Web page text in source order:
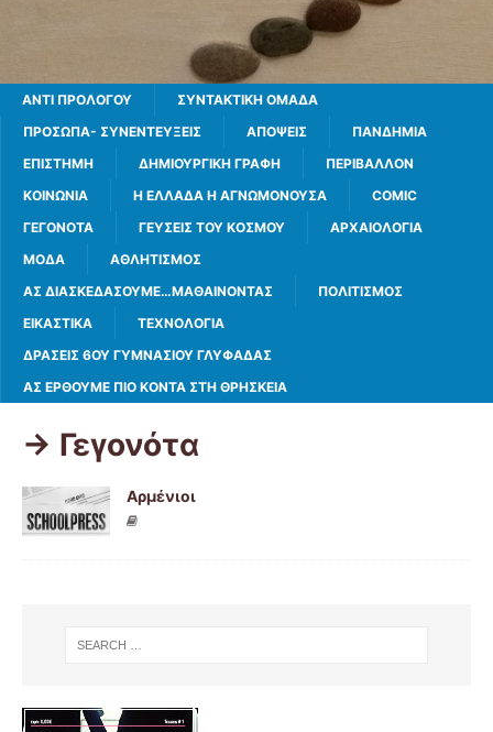
ΑΝΤΊ ΠΡΟΛΌΓΟΥ
ΣΥΝΤΑΚΤΙΚΗ ΟΜΑΔΑ
ΠΡΌΣΩΠΑ- ΣΥΝΕΝΤΕΎΞΕΙΣ
ΑΠΌΨΕΙΣ
ΠΑΝΔΗΜΊΑ
ΕΠΙΣΤΉΜΗ
ΔΗΜΙΟΥΡΓΙΚΉ ΓΡΑΦΉ
ΠΕΡΙΒΆΛΛΟΝ
ΚΟΙΝΩΝΊΑ
Η ΕΛΛΆΔΑ Η ΑΓΝΩΜΟΝΟΎΣΑ
COMIC
ΓΕΓΟΝΌΤΑ
ΓΕΎΣΕΙΣ ΤΟΥ ΚΌΣΜΟΥ
ΑΡΧΑΙΟΛΟΓΊΑ
ΜΌΔΑ
ΑΘΛΗΤΙΣΜΌΣ
ΑΣ ΔΙΑΣΚΕΔΆΣΟΥΜΕ…ΜΑΘΑΊΝΟΝΤΑΣ
ΠΟΛΙΤΙΣΜΌΣ
ΕΙΚΑΣΤΙΚΆ
ΤΕΧΝΟΛΟΓΊΑ
ΔΡΆΣΕΙΣ 6ΟΥ ΓΥΜΝΑΣΊΟΥ ΓΛΥΦΆΔΑΣ
ΑΣ ΈΡΘΟΥΜΕ ΠΙΟ ΚΟΝΤΆ ΣΤΗ ΘΡΗΣΚΕΊΑ
-> Γεγονότα
Αρμένιοι